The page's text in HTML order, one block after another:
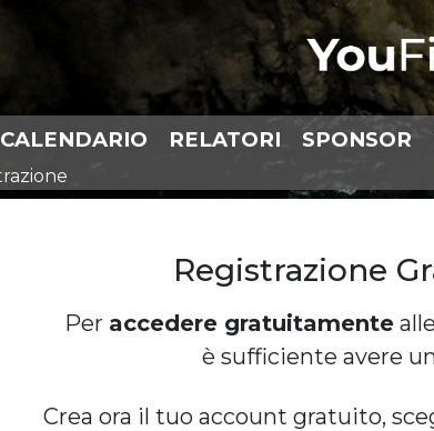
CALENDARIO RELATORI SPONSOR
Registrazione
Per accedere gratuitamente
è sufficiente avere
Crea ora il tuo account gratuito,